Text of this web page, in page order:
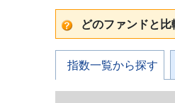
どのファンドと比
指数一覧から探す